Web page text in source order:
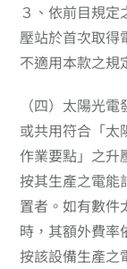
３、依前目規定
壓站於首次取得
不適用本款之規
（四） 太陽光電
或共用符合「太
作業要點」之升
按其生產之電能
置者。如有數件
時，其額外費率
按該設備生產之